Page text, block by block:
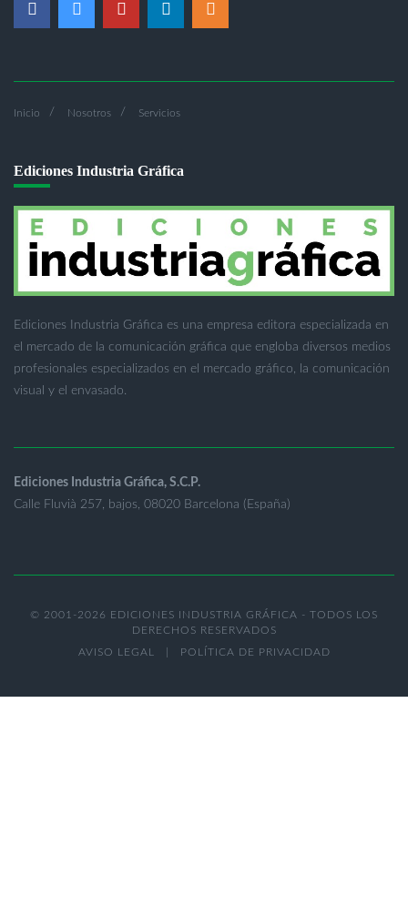
Inicio Nosotros Servicios
Ediciones Industria Gráfica
Ediciones Industria Gráfica es una empresa editora especializada en
el mercado de la comunicación gráfica que engloba diversos medios
profesionales especializados en el mercado gráfico, la comunicación
visual y el envasado.
Ediciones Industria Gráfica, S.C.P.
Calle Fluvià 257, bajos, 08020 Barcelona (España)
© 2001-2026 EDICIONES INDUSTRIA GRÁFICA - TODOS LOS
DERECHOS RESERVADOS
AVISO LEGAL
POLÍTICA DE PRIVACIDAD